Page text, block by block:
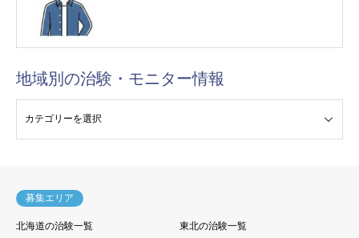
地域別の治験・モニター情報
募集エリア
北海道の治験一覧
東北の治験一覧